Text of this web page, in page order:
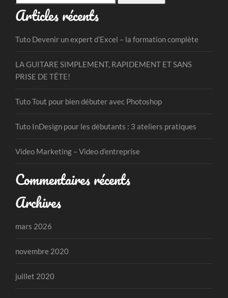
Articles récents
Tuto Devenir un expert d’Excel – la formation complète
LA GUITARE SIMPLEMENT, RAPIDEMENT ET SANS
PRISE DE TÊTE!
Tuto Tout pour bien débuter avec Photoshop
Tuto InDesign pour les débutants : 3 ateliers pratiques
Video Marketing – Video d’entreprise
Commentaires récents
Archives
mars 2026
novembre 2020
juillet 2020